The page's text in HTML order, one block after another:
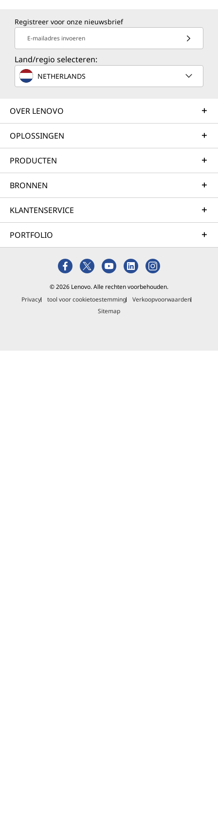
Registreer voor onze nieuwsbrief
E-mailadres invoeren
Land/regio selecteren:
NETHERLANDS
OVER LENOVO
OPLOSSINGEN
PRODUCTEN
BRONNEN
KLANTENSERVICE
PORTFOLIO
© 2026 Lenovo. Alle rechten voorbehouden.
Privacy
tool voor cookietoestemming
Verkoopvoorwaarden
Sitemap